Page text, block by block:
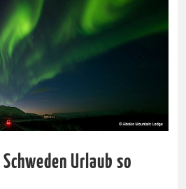
Urlaub so